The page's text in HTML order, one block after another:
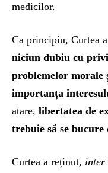
medicilor.
Ca principiu, Curtea
niciun dubiu cu
problemelor morale
importanța
atare, libertatea de
trebuie să se
Curtea a reținut, inter